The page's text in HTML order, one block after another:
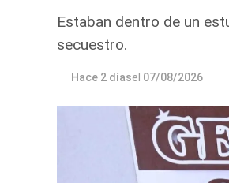
Estaban dentro de un
secuestro.
Hace 2 díasel 07/08/2026